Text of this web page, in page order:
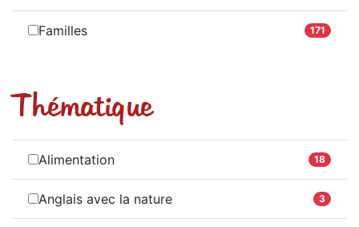
Familles 171
Thématique
Alimentation 18
Anglais avec la nature 3